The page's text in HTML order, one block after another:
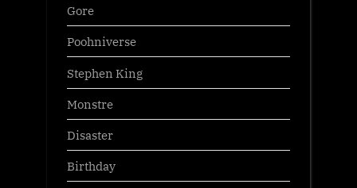
Gore
Poohniverse
Stephen King
Monstre
Disaster
Birthday